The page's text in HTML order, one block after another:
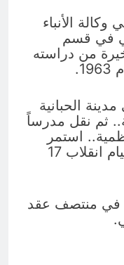
في وكالة الأنباء
في قسم
من دراسته
الحبانية
ثم نقل مدرساً
استمر
يعمل بمهنة التدريس.. حتى قيام انقلاب 17
في منتصف عقد